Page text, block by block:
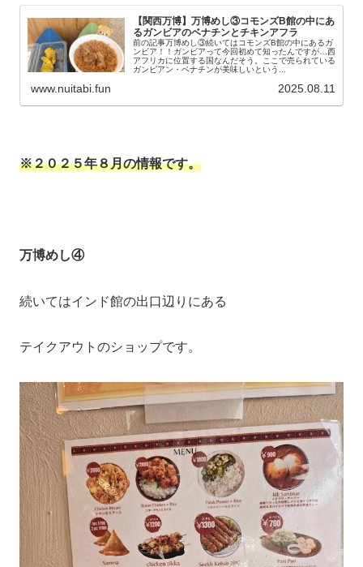
【関西万博】万博めし③コモンズB館の中にあ
るガンビアのベナチンとチキンアフラ
前の記事万博めし③続いてはコモンズB館の中にあるガ
ンビア！！ガンビアって今回初めて知ったんですが…西
アフリカに位置する国なんだそう。ここで売られている
ガンビアン・ベナチンが美味しいという...
www.nuitabi.fun 2025.08.11
※２０２５年８月の情報です。
万博めし④
続いてはインド館の出口辺りにある
テイクアウトのショップです。